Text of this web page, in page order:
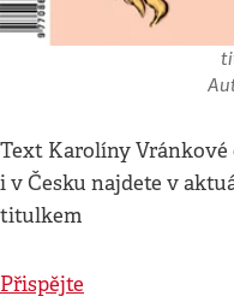
Text Karolíny
i v Česku najdete v
titulkem
Přispějte